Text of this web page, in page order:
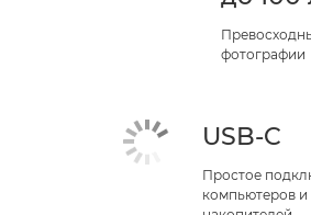
фотографии
USB-C
Простое
компьютеров и